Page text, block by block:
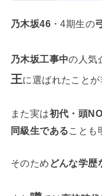
乃木坂46・4期生の
乃木坂工事中の人気
王に選ばれたこと
また実は初代・頭
同級生であることも
そのため どんな学歴